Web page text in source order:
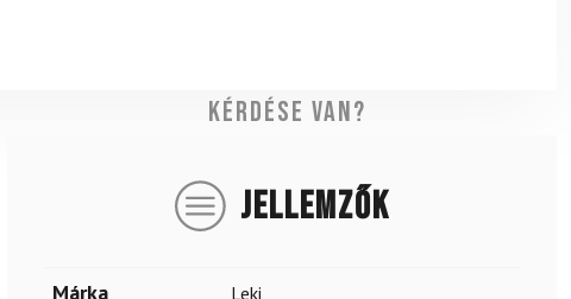
Kérdése van?
JELLEMZŐK
Márka Leki